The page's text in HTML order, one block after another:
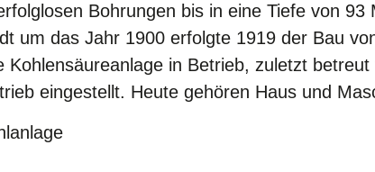
Bohrungen bis in eine Tiefe von
um das Jahr 1900 erfolgte 1919 der Bau
Kohlensäureanlage in Betrieb, zuletzt
eingestellt. Heute gehören Haus und